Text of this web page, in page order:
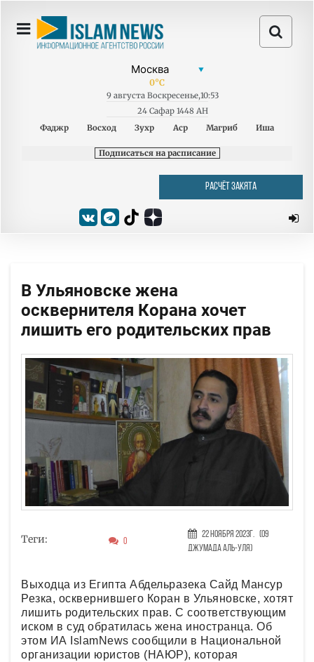
0°C
9 августа Воскресенье,10:53
24 Сафар 1448 AH
Фаджр
Восход Зухр Аср Магриб Иша
Подписаться на расписание
РАСЧЁТ ЗАКЯТА
В Ульяновске жена
осквернителя Корана хочет
лишить его родительских прав
Теги: 0
22 Ноября 2023г. (09
Джумада аль-уля)
Выходца из Египта Абдельразека Сайд Мансур
Резка, осквернившего Коран в Ульяновске, хотят
лишить родительских прав. С соответствующим
иском в суд обратилась жена иностранца. Об
этом ИА IslamNews сообщили в Национальной
организации юристов (НАЮР), которая